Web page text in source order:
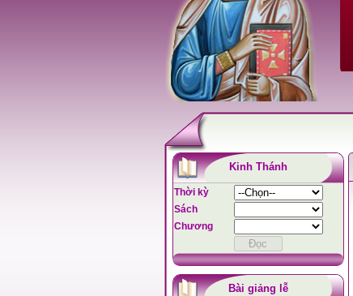
Kinh Thánh
Thời kỳ
Sách
Chương
Bài giảng lễ